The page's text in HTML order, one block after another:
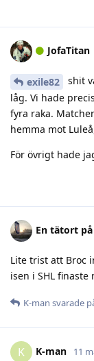
JofaTitan
exile82
shit
låg. Vi hade
fyra raka.
hemma mot
För övrigt hade
En tätort
Lite trist att Broc
isen i SHL finaste
K-man svarade
K K-man 11